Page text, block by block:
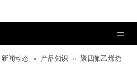
新闻动态 » 产品知识 »
聚四氟乙烯烧